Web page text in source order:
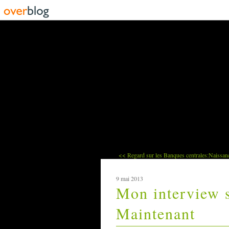
<< Regard sur les Banques
9 mai 2013
Mon interview
Maintenant